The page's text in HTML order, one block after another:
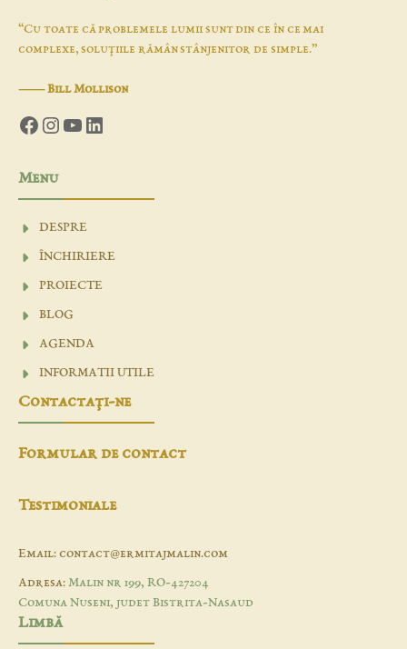
“Cu toate că problemele lumii sunt din ce în ce mai
complexe, soluţiile rămân stânjenitor de simple.”
―Bill Mollison
Facebook
Instagram
YouTube
LinkedIn
Menu
DESPRE
ÎNCHIRIERE
PROIECTE
BLOG
AGENDA
INFORMATII UTILE
Contactaţi-ne
Formular de contact
Testimoniale
Email: contact@ermitajmalin.com
Adresa: Malin nr 199, RO-427204
Comuna Nuseni, judet Bistrita-Nasaud
Limbă